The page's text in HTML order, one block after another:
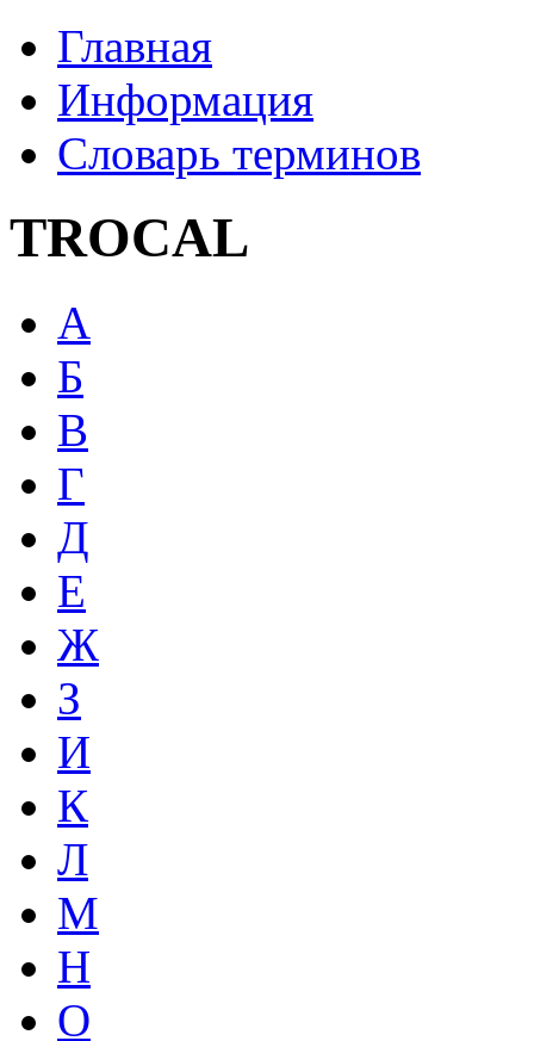
Главная
Информация
Словарь терминов
TROCAL
А
Б
В
Г
Д
Е
Ж
З
И
К
Л
М
Н
О